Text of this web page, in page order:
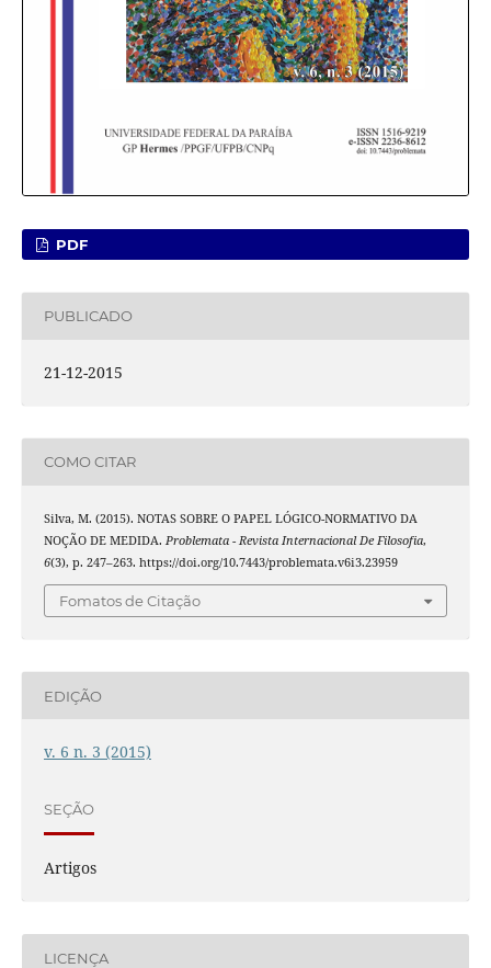
PDF
PUBLICADO
21-12-2015
COMO CITAR
Silva, M. (2015). NOTAS SOBRE O PAPEL LÓGICO-NORMATIVO DA
NOÇÃO DE MEDIDA. Problemata - Revista Internacional De Filosofia,
6(3), p. 247–263. https://doi.org/10.7443/problemata.v6i3.23959
Fomatos de Citação
EDIÇÃO
v. 6 n. 3 (2015)
SEÇÃO
Artigos
LICENÇA